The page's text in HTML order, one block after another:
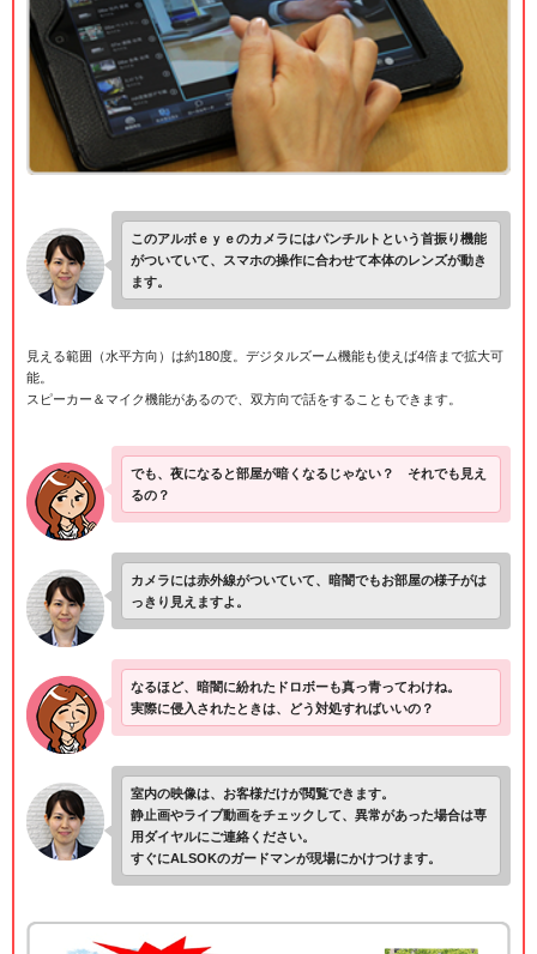
このアルボｅｙｅのカメラにはパンチルトという首振り機能
がついていて、スマホの操作に合わせて本体のレンズが動き
ます。
見える範囲（水平方向）は約180度。デジタルズーム機能も使えば4倍まで拡大可
能。
スピーカー＆マイク機能があるので、双方向で話をすることもできます。
でも、夜になると部屋が暗くなるじゃない？ それでも見え
るの？
カメラには赤外線がついていて、暗闇でもお部屋の様子がは
っきり見えますよ。
なるほど、暗闇に紛れたドロボーも真っ青ってわけね。
実際に侵入されたときは、どう対処すればいいの？
室内の映像は、お客様だけが閲覧できます。
静止画やライブ動画をチェックして、異常があった場合は専
用ダイヤルにご連絡ください。
すぐにALSOKのガードマンが現場にかけつけます。